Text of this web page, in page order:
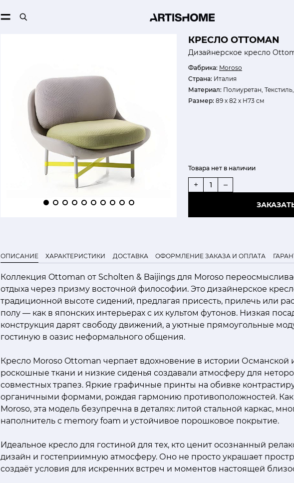
КРЕСЛО OTTOMAN
Дизайнерское кресло
Фабрика: Moroso
Страна: Италия
Материал: Полиуретан,
Размер: 89 х 82 х H73 см
Товара нет в наличии
+ –
ОПИСАНИЕ ХАРАКТЕРИСТИКИ ДОСТАВКА ОФОРМЛЕНИЕ ЗАКАЗА И ОПЛАТА
Коллекция Ottoman от Scholten & Baijings для Moroso
отдыха через призму восточной философии. Это дизайнерское
традиционной высоте сидений, предлагая присесть, прилечь или
полу — как в японских интерьерах с их культом футонов. Низкая
конструкция дарят свободу движений, а уютные прямоугольные
гостиную в оазис неформального общения.
Кресло Moroso Ottoman черпает вдохновение в истории Османской
роскошные ткани и низкие сиденья создавали атмосферу для
совместных трапез. Яркие графичные принты на обивке
органичными формами, рождая гармонию противоположностей.
Moroso, эта модель безупречна в деталях: литой стальной каркас,
наполнитель с memory foam и устойчивое порошковое покрытие.
Идеальное кресло для гостиной для тех, кто ценит осознанный
дизайн и гостеприимную атмосферу. Оно не просто украшает
создаёт условия для искренних встреч и моментов настоящей